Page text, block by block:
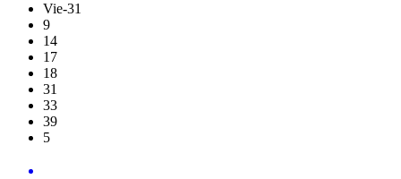
Vie-31
9
14
17
18
31
33
39
5